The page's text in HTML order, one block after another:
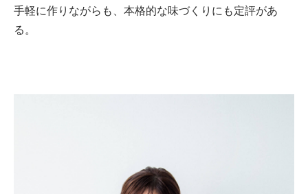
手軽に作りながらも、本格的な味づくりにも定評があ
る。